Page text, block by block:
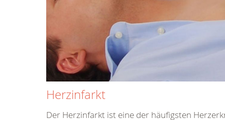
Herzinfarkt
Der Herzinfarkt ist eine der häufigsten